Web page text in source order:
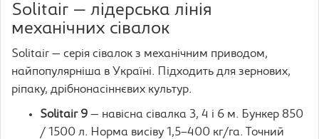
Solitair — лідерська лінія
механічних сівалок
Solitair — серія сівалок з механічним приводом,
найпопулярніша в Україні. Підходить для зернових,
ріпаку, дрібнонасіннєвих культур.
Solitair 9 — навісна сівалка 3, 4 і 6 м. Бункер 850
/ 1500 л. Норма висіву 1,5–400 кг/га. Точний